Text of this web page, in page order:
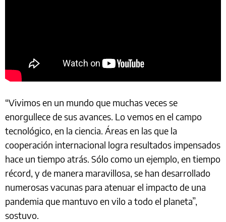
“Vivimos en un mundo que muchas veces se
enorgullece de sus avances. Lo vemos en el campo
tecnológico, en la ciencia. Áreas en las que la
cooperación internacional logra resultados impensados
hace un tiempo atrás. Sólo como un ejemplo, en tiempo
récord, y de manera maravillosa, se han desarrollado
numerosas vacunas para atenuar el impacto de una
pandemia que mantuvo en vilo a todo el planeta”,
sostuvo.